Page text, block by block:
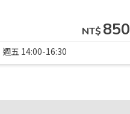
NT$ 850
週五 14:00-16:30